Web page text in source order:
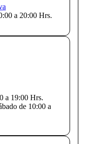
a 20:00 Hrs.
a 19:00 Hrs.
de 10:00 a